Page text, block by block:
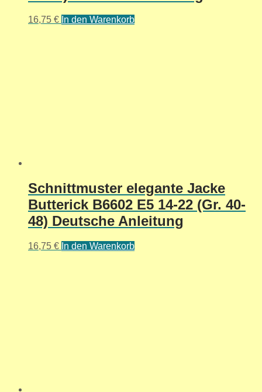
16,75 € In den Warenkorb
Schnittmuster elegante Jacke
Butterick B6602 E5 14-22 (Gr. 40-
48) Deutsche Anleitung
16,75 € In den Warenkorb